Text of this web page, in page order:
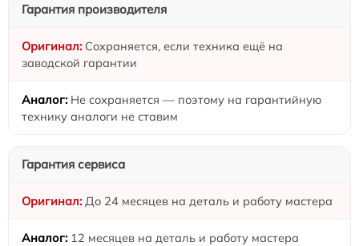
Гарантия производителя
Сохраняется, если техника ещё на
заводской гарантии
Не сохраняется — поэтому на гарантийную
технику аналоги не ставим
Гарантия сервиса
До 24 месяцев на деталь и работу мастера
12 месяцев на деталь и работу мастера